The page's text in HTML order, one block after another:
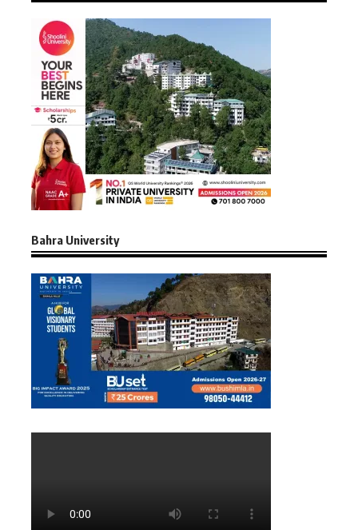
Bahra University